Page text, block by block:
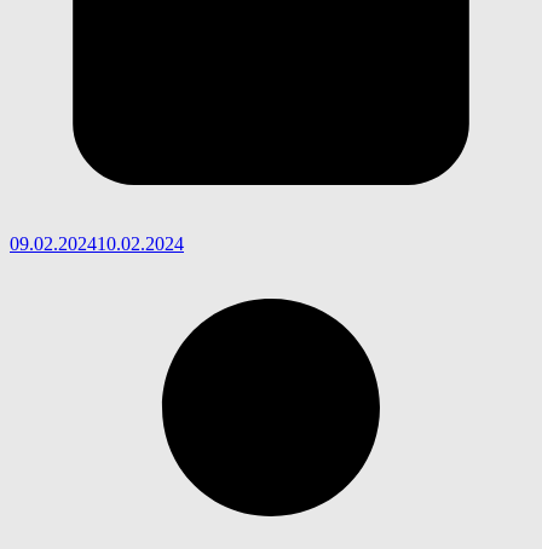
09.02.202410.02.2024